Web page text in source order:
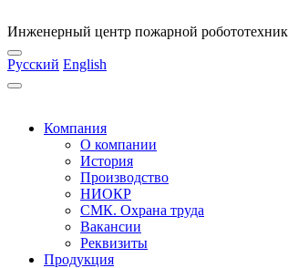
Инженерный центр пожарной
Русский English
Компания
О компании
История
Производство
НИОКР
СМК. Охрана труда
Вакансии
Реквизиты
Продукция